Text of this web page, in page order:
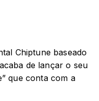
Chiptune baseado
de lançar o seu
que conta com a